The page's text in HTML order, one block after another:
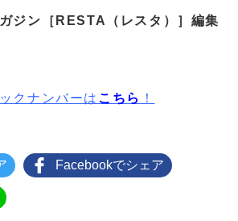
ジン［RESTA（レスタ）］編集
クナンバーは こちら ！
Facebookでシェア